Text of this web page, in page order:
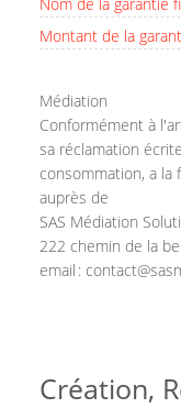
Montant de la
Médiation
Conformément à
sa réclamation
consommation, a la
auprès de
SAS Médiation
222 chemin de la
email :
Création,